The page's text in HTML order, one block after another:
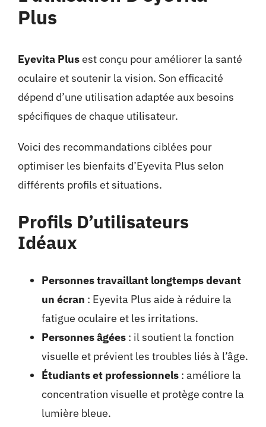
Plus
Eyevita Plusest conçu pour améliorer la santé
oculaire et soutenir la vision. Son efficacité
dépend d’une utilisation adaptée aux besoins
spécifiques de chaque utilisateur.
Voici des recommandations ciblées pour
optimiser les bienfaits d’Eyevita Plus selon
différents profils et situations.
Profils D’utilisateurs
Idéaux
Personnes travaillant longtemps devant
un écran : Eyevita Plus aide à réduire la
fatigue oculaire et les irritations.
Personnes âgées: il soutient la fonction
visuelle et prévient les troubles liés à l’âge.
Étudiants et professionnels: améliore la
concentration visuelle et protège contre la
lumière bleue.